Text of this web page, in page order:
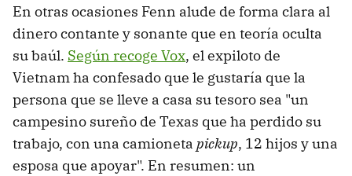
En otras ocasiones Fenn alude de forma clara al
dinero contante y sonante que en teoría oculta
su baúl. Según recoge Vox, el expiloto de
Vietnam ha confesado que le gustaría que la
persona que se lleve a casa su tesoro sea "un
campesino sureño de Texas que ha perdido su
trabajo, con una camioneta pickup, 12 hijos y una
esposa que apoyar". En resumen: un